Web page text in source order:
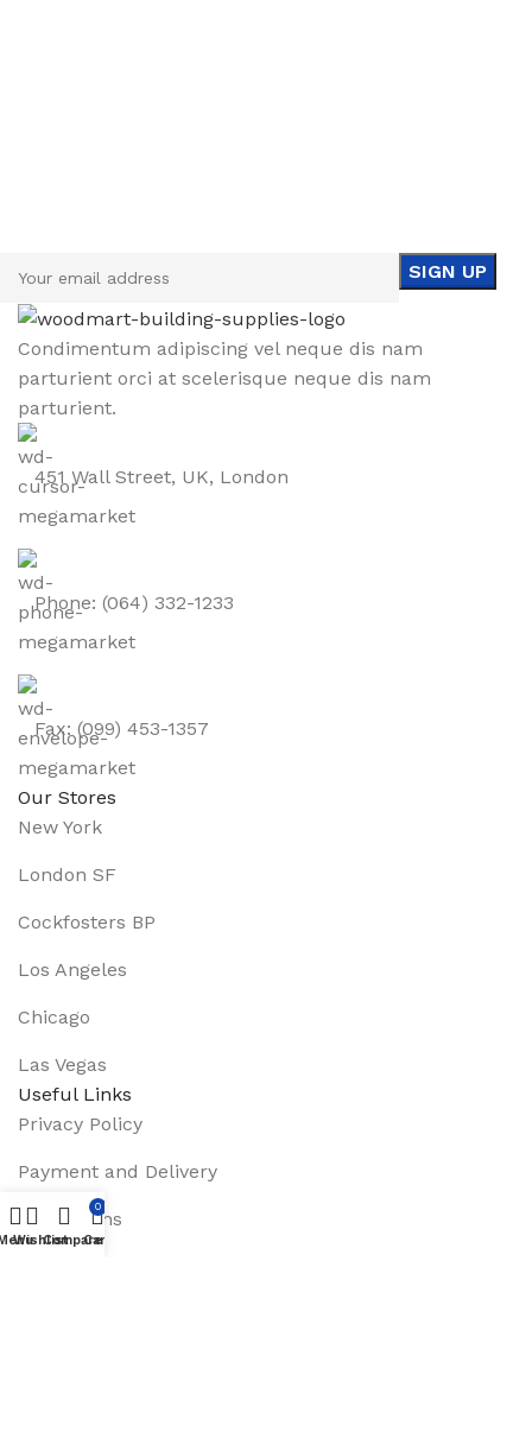
Condimentum adipiscing vel neque dis nam
parturient orci at scelerisque neque dis nam
parturient.
451 Wall Street, UK, London
Phone: (064) 332-1233
Fax: (099) 453-1357
Our Stores
New York
London SF
Cockfosters BP
Los Angeles
Chicago
Las Vegas
Useful Links
Privacy Policy
Payment and Delivery
Promotions
WishlistCompare
0
Cart